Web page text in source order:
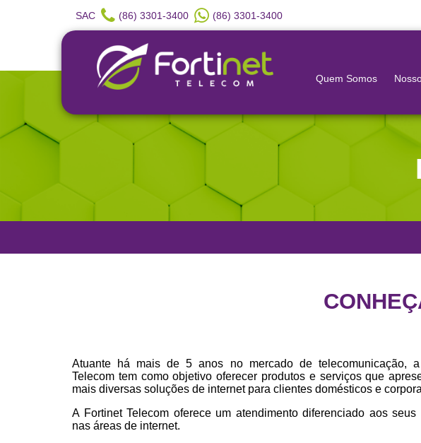
SAC (86) 3301-3400 (86) 3301-3400
Quem Somos
Atuante há mais de 5 anos no mercado de telecomunicação,
Telecom tem como objetivo oferecer produtos e serviços que
mais diversas soluções de internet para clientes domésticos e
A Fortinet Telecom oferece um atendimento diferenciado aos seus
nas áreas de internet.